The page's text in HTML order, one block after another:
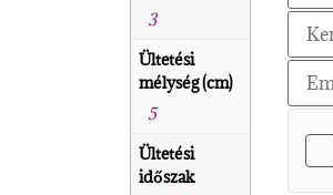
3
Ültetési
mélység (cm)
5
Ültetési
időszak